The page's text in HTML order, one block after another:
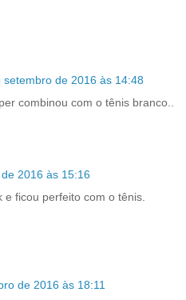
setembro de 2016 às 14:48
combinou com o tênis branco..
2016 às 15:16
ficou perfeito com o tênis.
de 2016 às 18:11